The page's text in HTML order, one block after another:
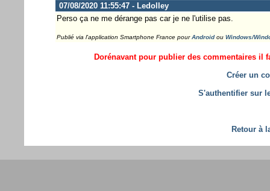
07/08/2020 11:55:47 - Ledolley
Perso ça ne me dérange pas car je ne l'utilise pas.
Publié via l'application Smartphone France pourAndroidou Windows/
Dorénavant pour publier des commentaires il
Créer un
S'authentifier sur
Retour à